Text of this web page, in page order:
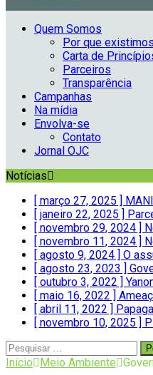
Quem Somos
Por que
Carta de
Parceiros
Transparência
Campanhas
Na mídia
Envolva-se
Contato
Jornal OJC
Notícias
[ março 27, 2025 ]
[ janeiro 22, 2025 ]
[ novembro 29, 2024 ]
[ novembro 11, 2024 ]
[ agosto 9, 2024 ] O
[ agosto 23, 2023 ]
[ outubro 3, 2022 ]
[ maio 16, 2022 ]
[ abril 11, 2022 ]
[ novembro 10, 2025 ]
Início Meio Ambiente